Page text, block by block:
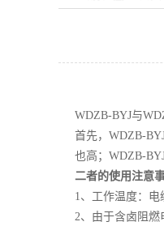
WDZB-BYJ与
首先，WDZB-
也高；WDZB-
二者的使用注意事
1、工作温度：
2、由于含卤阻